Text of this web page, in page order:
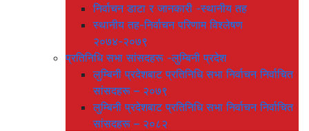
निर्वाचन डाटा र जानकारी -स्थानीय तह
स्थानीय तह-निर्वाचन परिणाम विश्लेषण
२०७४-२०७९
प्रतिनिधि सभा सांसदहरू -लुम्बिनी प्रदेश
लुम्बिनी प्रदेशबाट प्रतिनिधि सभा निर्वाचन निर्वाचित
सांसदहरू – २०७९
लुम्बिनी प्रदेशबाट प्रतिनिधि सभा निर्वाचन निर्वाचित
सांसदहरू – २०८२